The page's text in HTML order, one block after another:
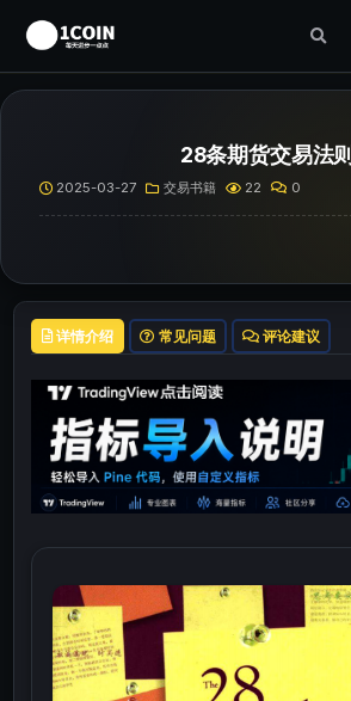
28条期货交易法则
2025-03-27 交易书籍 22 0
详情介绍 常见问题 评论建议